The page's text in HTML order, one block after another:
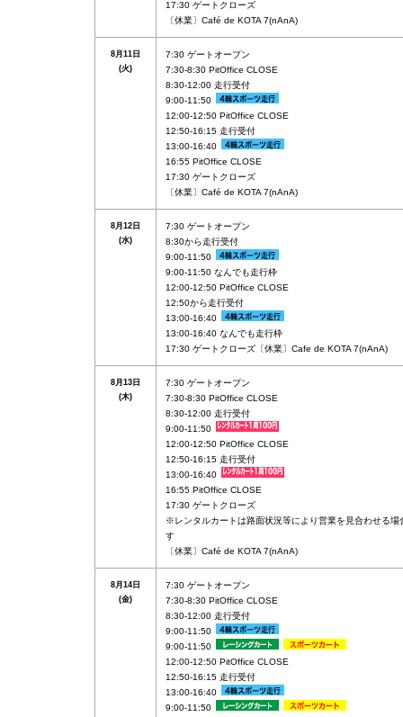
17:30 ゲートクローズ
〔休業〕Café de KOTA 7(nAnA)
8月11日
(火)
7:30 ゲートオープン
7:30-8:30 PitOffice CLOSE
8:30-12:00 走行受付
9:00-11:50
12:00-12:50 PitOffice CLOSE
12:50-16:15 走行受付
13:00-16:40
16:55 PitOffice CLOSE
17:30 ゲートクローズ
〔休業〕Café de KOTA 7(nAnA)
8月12日
(水)
7:30 ゲートオープン
8:30から走行受付
9:00-11:50
9:00-11:50 なんでも走行枠
12:00-12:50 PitOffice CLOSE
12:50から走行受付
13:00-16:40
13:00-16:40 なんでも走行枠
17:30 ゲートクローズ〔休業〕Cafe de KOTA 7(nAnA)
8月13日
(木)
7:30 ゲートオープン
7:30-8:30 PitOffice CLOSE
8:30-12:00 走行受付
9:00-11:50
12:00-12:50 PitOffice CLOSE
12:50-16:15 走行受付
13:00-16:40
16:55 PitOffice CLOSE
17:30 ゲートクローズ
※レンタルカートは路面状況等により営業を見合わせる場
す
〔休業〕Café de KOTA 7(nAnA)
8月14日
(金)
7:30 ゲートオープン
7:30-8:30 PitOffice CLOSE
8:30-12:00 走行受付
9:00-11:50
9:00-11:50
12:00-12:50 PitOffice CLOSE
12:50-16:15 走行受付
13:00-16:40
9:00-11:50